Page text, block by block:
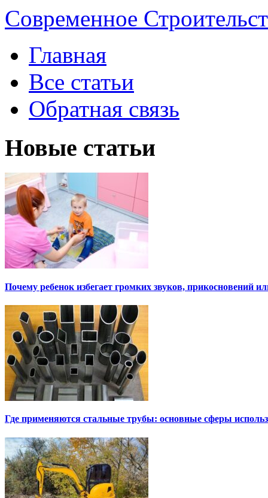
Современное
Главная
Все статьи
Обратная связь
Новые статьи
Почему ребенок избегает громких звуков, прикосновений
Где применяются стальные трубы: основные сферы